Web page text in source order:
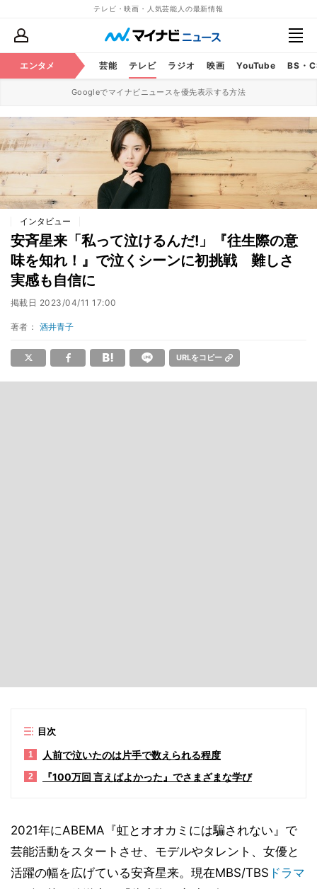
テレビ・映画・人気芸能人の最新情報
エンタメ 芸能 テレビ ラジオ 映画 YouTube BS・
Googleでマイナビニュースを優先表示する方法
インタビュー
安斉星来「私って泣けるんだ!」『往生際の意
味を知れ！』で泣くシーンに初挑戦 難しさ
実感も自信に
掲載日 2023/04/11 17:00
著者： 酒井青子
URLをコピー
目次
1 人前で泣いたのは片手で数えられる程度
2 『100万回 言えばよかった』でさまざまな学び
2021年にABEMA『虹とオオカミには騙されない』で
芸能活動をスタートさせ、モデルやタレント、女優と
活躍の幅を広げている安斉星来。現在MBS/TBS ドラマ